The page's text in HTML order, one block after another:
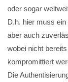
oder sogar
D.h. hier muss
aber auch
wobei nicht
kompromittiert
Die